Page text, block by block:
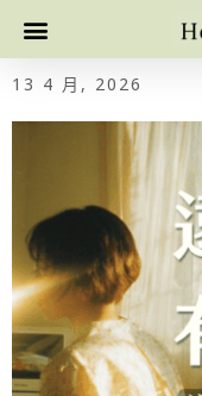
13 4 月, 2026